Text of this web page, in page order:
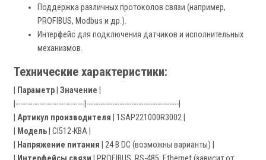
Поддержка различных протоколов связи (например,
PROFIBUS, Modbus и др.).
Интерфейс для подключения датчиков и исполнительных
механизмов.
Технические характеристики:
Параметр Значение
|-----------------------------|---------------------------------------|
Артикул производителя | 1SAP221000R3002 |
Модель | CI512-KBA |
Напряжение питания | 24 В DC (возможны варианты) |